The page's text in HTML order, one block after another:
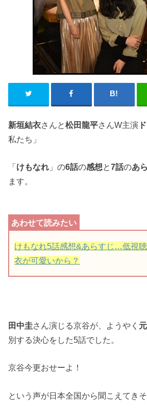
新垣結衣さんと松田龍平さんW主演
私たち」
「 けもなれ 」の6話の感想と7話のあ
ます。
けもなれ5話感想&あらすじ…低視
衣が可愛いから？
田中圭さん演じる京谷が、ようやく
別する決心をした5話でした。
京谷今更おせーよ！
という声が日本全国から聞こえてき